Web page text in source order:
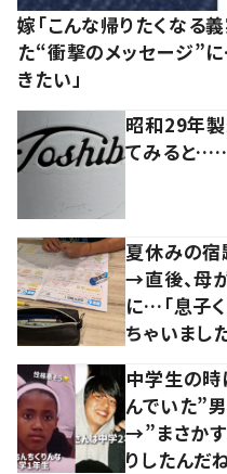
嫁「こんな帰りたくなる
た“衝撃のメッセージ”に
きたい」
昭和29年
てみると……
夏休みの宿
→直後、母
に…「息子
ちゃいまし
中学生の
んでいた”
→”まさか
りしたんだ